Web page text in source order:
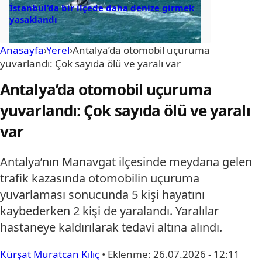
İstanbul’da bir ilçede daha denize girmek
yasaklandı
Anasayfa›Yerel›Antalya’da otomobil uçuruma
yuvarlandı: Çok sayıda ölü ve yaralı var
Antalya’da otomobil uçuruma
yuvarlandı: Çok sayıda ölü ve yaralı
var
Antalya’nın Manavgat ilçesinde meydana gelen
trafik kazasında otomobilin uçuruma
yuvarlaması sonucunda 5 kişi hayatını
kaybederken 2 kişi de yaralandı. Yaralılar
hastaneye kaldırılarak tedavi altına alındı.
Kürşat Muratcan Kılıç • Eklenme: 26.07.2026 - 12:11